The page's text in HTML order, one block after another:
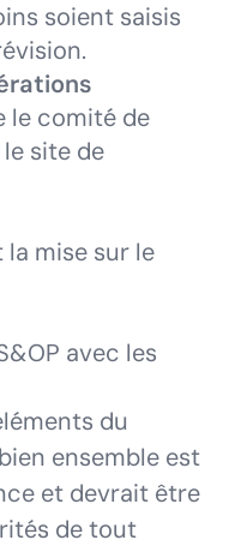
soient saisis
le comité de
site de
mise sur le
avec les
du
ensemble est
et devrait être
de tout